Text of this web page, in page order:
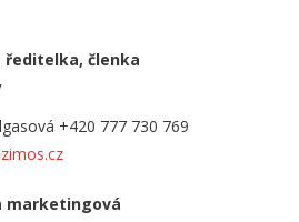
ředitelka, členka
+420 777 730 769
marketingová